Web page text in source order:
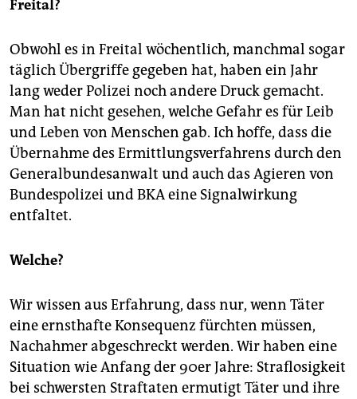
Freital?
Obwohl es in Freital wöchentlich, manchmal sogar
täglich Übergriffe gegeben hat, haben ein Jahr
lang weder Polizei noch andere Druck gemacht.
Man hat nicht gesehen, welche Gefahr es für Leib
und Leben von Menschen gab. Ich hoffe, dass die
Übernahme des Ermittlungsverfahrens durch den
Generalbundesanwalt und auch das Agieren von
Bundespolizei und BKA eine Signalwirkung
entfaltet.
Welche?
Wir wissen aus Erfahrung, dass nur, wenn Täter
eine ernsthafte Konsequenz fürchten müssen,
Nachahmer abgeschreckt werden. Wir haben eine
Situation wie Anfang der 90er Jahre: Straflosigkeit
bei schwersten Straftaten ermutigt Täter und ihre